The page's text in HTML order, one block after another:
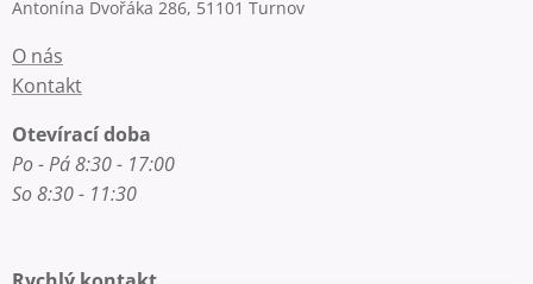
Antonína Dvořáka 286, 51101 Turnov
O nás
Kontakt
Otevírací doba
Po - Pá 8:30 - 17:00
So 8:30 - 11:30